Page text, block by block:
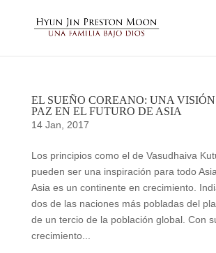
EL SUEÑO COREANO: UNA
PAZ EN EL FUTURO DE ASIA
14 Jan, 2017
Los principios como el de Vasudhaiva
pueden ser una inspiración para todo
Asia es un continente en crecimiento.
dos de las naciones más pobladas del
de un tercio de la población global. Con
crecimiento...